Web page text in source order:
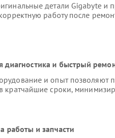
детали Gigabyte
работу после
диагностика и быстрый
и опыт позволяют
кратчайшие сроки,
работы и запчасти